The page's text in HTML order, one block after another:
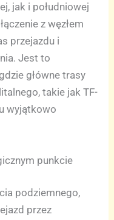
jak i południowej
z węzłem
przejazdu i
Jest to
główne trasy
takie jak TF-
wyjątkowo
punkcie
podziemnego,
przez